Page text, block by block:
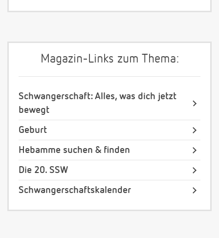
Magazin-Links zum Thema:
Schwangerschaft: Alles, was dich jetzt
bewegt
Geburt
Hebamme suchen & finden
Die 20. SSW
Schwangerschaftskalender